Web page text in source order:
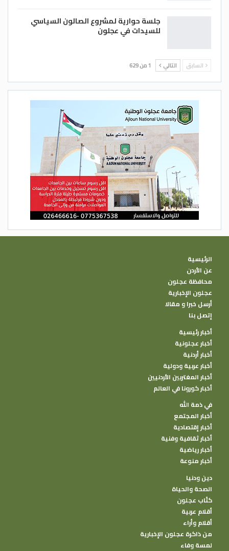
جلسة حوارية لمشروع الصالون السياسي
للسيدات في عجلون
السابق التالي 1 من 629
الرئيسية
عن الأردن
محافظة عجلون
عجلون الإخبارية
أرسل خبرا و مقالا
إتصل بنا
أخبار رئيسية
أخبار عجلونية
أخبار أردنية
أخبار عربية ودولية
أخبار المغتربين الأردنيين
أخبار كورونا في العالم
في ذمة الله
أخبار المجتمع
أخبار إقتصادية
أخبار ثقافية وفنية
أخبار رياضية
أخبار منوعة
دين ودنيا
الصحة والحياة
كتًاب عجلون
أقلام عربية
أقلام وأراء
من ذاكرة عجلون الإخبارية
لمسة وفاء